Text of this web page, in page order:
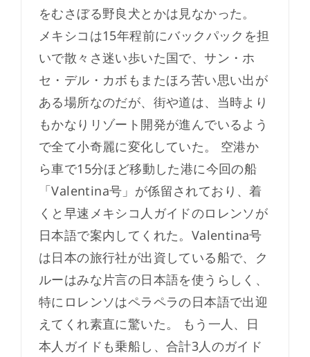
をむさぼる野良犬とかは見なかった。
メキシコは15年程前にバックパックを担
いで散々さ迷い歩いた国で、サン・ホ
セ・デル・カボもまたほろ苦い思い出が
ある場所なのだが、街や道は、当時より
もかなりリゾート開発が進んでいるよう
で全て小奇麗に変化していた。 空港か
ら車で15分ほど移動した港に今回の船
「Valentina号」が係留されており、着
くと早速メキシコ人ガイドのロレンソが
日本語で案内してくれた。Valentina号
は日本の旅行社が出資している船で、ク
ルーはみな片言の日本語を使うらしく、
特にロレンソはペラペラの日本語で出迎
えてくれ素直に驚いた。 もう一人、日
本人ガイドも乗船し、合計3人のガイド